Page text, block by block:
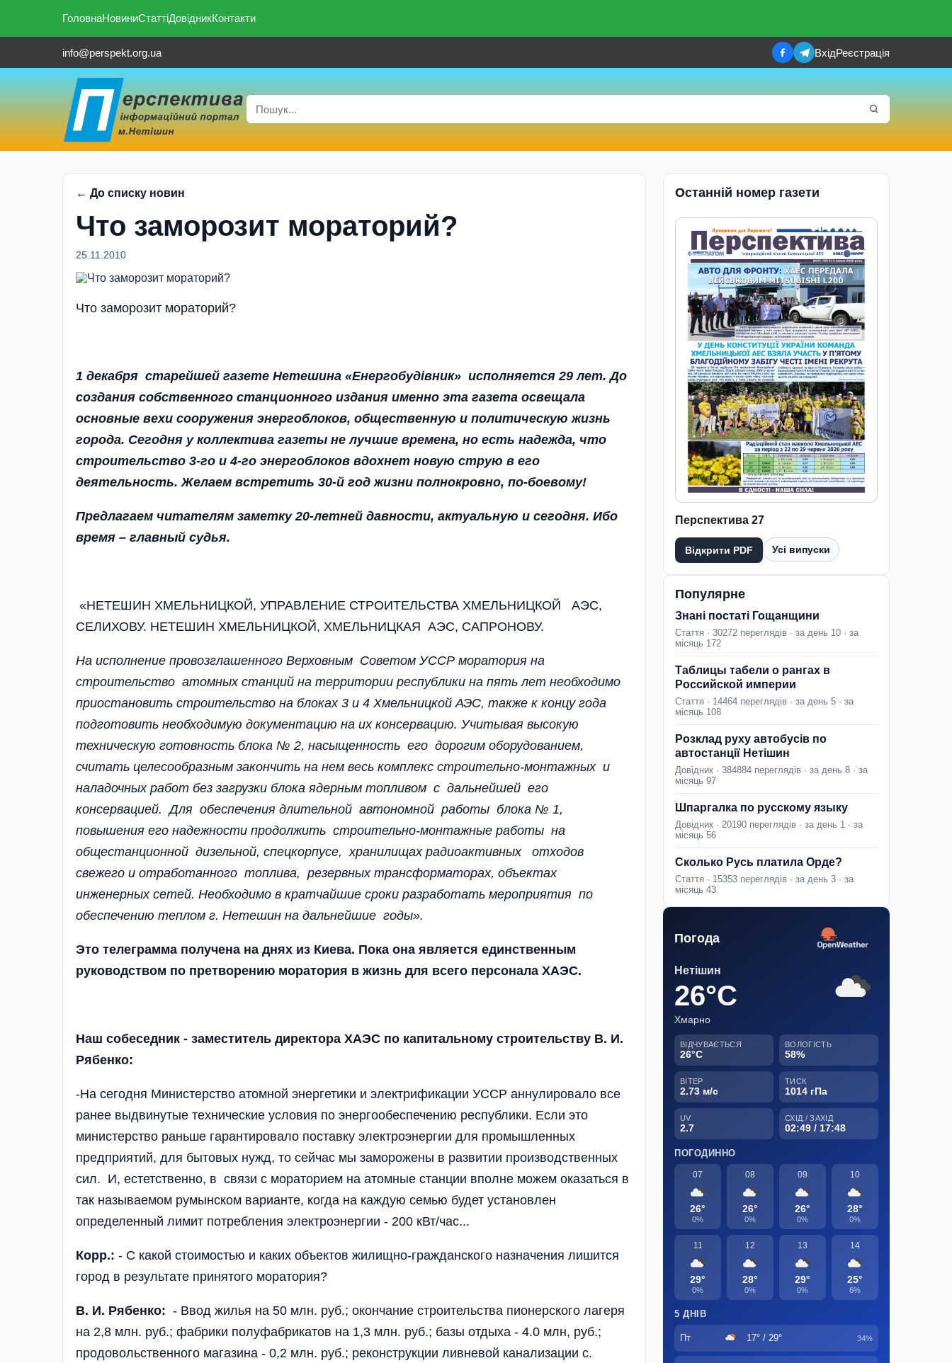
ГоловнаНовиниСтаттіДовідникКонтакти
info@perspekt.org.ua ВхідРеєстрація
← До списку новин
Что заморозит мораторий?
25.11.2010
Что заморозит мораторий?
1 декабря старейшей газете Нетешина «Енергобудівник» исполняется 29 лет. До
создания собственного станционного издания именно эта газета освещала
основные вехи сооружения энергоблоков, общественную и политическую жизнь
города. Сегодня у коллектива газеты не лучшие времена, но есть надежда, что
строительство 3-го и 4-го энергоблоков вдохнет новую струю в его
деятельность. Желаем встретить 30-й год жизни полнокровно, по-боевому!
Предлагаем читателям заметку 20-летней давности, актуальную и сегодня. Ибо
время – главный судья.
«НЕТЕШИН ХМЕЛЬНИЦКОЙ, УПРАВЛЕНИЕ СТРОИТЕЛЬСТВА ХМЕЛЬНИЦКОЙ АЭС,
СЕЛИХОВУ. НЕТЕШИН ХМЕЛЬНИЦКОЙ, ХМЕЛЬНИЦКАЯ АЭС, САПРОНОВУ.
На исполнение провозглашенного Верховным Советом УССР моратория на
строительство атомных станций на территории республики на пять лет необходимо
приостановить строительство на блоках 3 и 4 Хмельницкой АЭС, также к концу года
подготовить необходимую документацию на их консервацию. Учитывая высокую
техническую готовность блока № 2, насыщенность его дорогим оборудованием,
считать целесообразным закончить на нем весь комплекс строительно-монтажных и
наладочных работ без загрузки блока ядерным топливом с дальнейшей его
консервацией. Для обеспечения длительной автономной работы блока № 1,
повышения его надежности продолжить строительно-монтажные работы на
общестанционной дизельной, спецкорпусе, хранилищах радиоактивных отходов
свежего и отработанного топлива, резервных трансформаторах, объектах
инженерных сетей. Необходимо в кратчайшие сроки разработать мероприятия по
обеспечению те­плом г. Нетешин на дальнейшие годы».
Это телеграмма получена на днях из Киева. Пока она является единственным
руководством по претворению моратория в жизнь для всего персонала ХАЭС.
Наш собеседник - заместитель директора ХАЭС по капитальному строительству В. И.
Рябенко:
-На сегодня Министерство атомной энергетики и электрификации УССР аннулировало все
ранее выдвинутые технические условия по энергообеспечению республики. Если это
министерство раньше гарантировало поставку электроэнергии для промышленных
предприятий, для бытовых нужд, то сейчас мы заморожены в развитии производственных
сил. И, естетственно, в связи с мораторием на атомные станции вполне можем оказаться в
так называемом румынском варианте, когда на каждую семью будет установлен
определенный лимит потребления электроэнергии - 200 кВт/час...
Корр.: - С какой стоимостью и каких объектов жилищно-гражданского назначения лишится
город в результате принятого моратория?
В. И. Рябенко: - Ввод жилья на 50 млн. руб.; окончание строительства пионерского лагеря
на 2,8 млн. руб.; фабрики полуфабрикатов на 1,3 млн. руб.; базы отдыха - 4.0 млн, руб.;
продовольственного магазина - 0,2 млн. руб.; реконструкции ливневой канализации с.
Останній номер газети
Перспектива 27
Відкрити PDF Усі випуски
Популярне
Знані постаті Гощанщини
Стаття · 30272 переглядів · за день 10 · за
місяць 172
Таблицы табели о рангах в
Российской империи
Стаття · 14464 переглядів · за день 5 · за
місяць 108
Розклад руху автобусів по
автостанції Нетішин
Довідник · 384884 переглядів · за день 8 · за
місяць 97
Шпаргалка по русскому языку
Довідник · 20190 переглядів · за день 1 · за
місяць 56
Сколько Русь платила Орде?
Стаття · 15353 переглядів · за день 3 · за
місяць 43
Погода
Нетішин
26°C
Хмарно
ВІДЧУВАЄТЬСЯ
26°C
ВОЛОГІСТЬ
58%
ВІТЕР
2.73 м/с
ТИСК
1014 гПа
UV
2.7
СХІД / ЗАХІД
02:49 / 17:48
ПОГОДИННО
07
26°
0%
08
26°
0%
09
26°
0%
10
28°
0%
11
29°
0%
12
28°
0%
13
29°
0%
14
25°
6%
5 ДНІВ
Пт 17° / 29° 34%